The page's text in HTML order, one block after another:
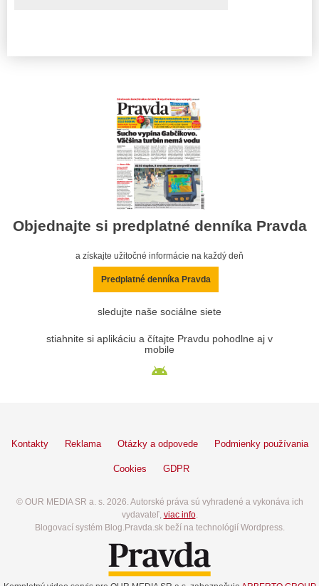
Objednajte si predplatné denníka Pravda
a získajte užitočné informácie na každý deň
Predplatné denníka Pravda
sledujte naše sociálne siete
stiahnite si aplikáciu a čítajte Pravdu pohodlne aj v
mobile
Kontakty Reklama Otázky a odpovede Podmienky používania
Cookies GDPR
© OUR MEDIA SR a. s. 2026. Autorské práva sú vyhradené a vykonáva ich
vydavateľ, viac info.
Blogovací systém Blog.Pravda.sk beží na technológií Wordpress.